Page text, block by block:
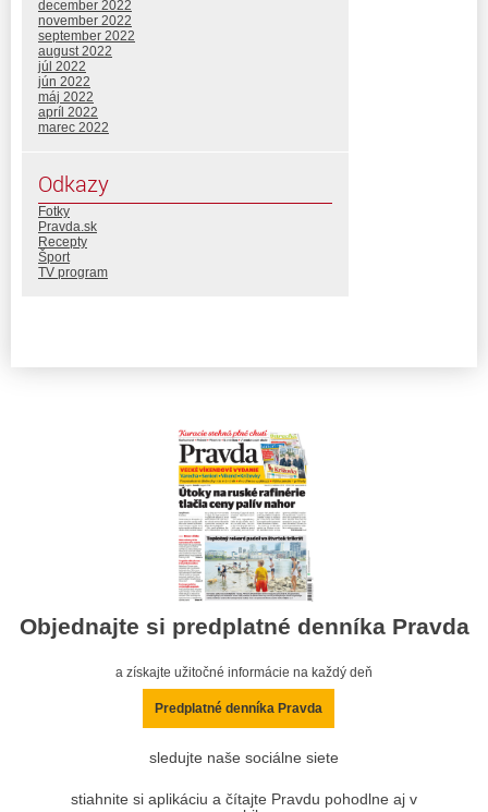
december 2022
november 2022
september 2022
august 2022
júl 2022
jún 2022
máj 2022
apríl 2022
marec 2022
Odkazy
Fotky
Pravda.sk
Recepty
Šport
TV program
Objednajte si predplatné denníka Pravda
a získajte užitočné informácie na každý deň
Predplatné denníka Pravda
sledujte naše sociálne siete
stiahnite si aplikáciu a čítajte Pravdu pohodlne aj v